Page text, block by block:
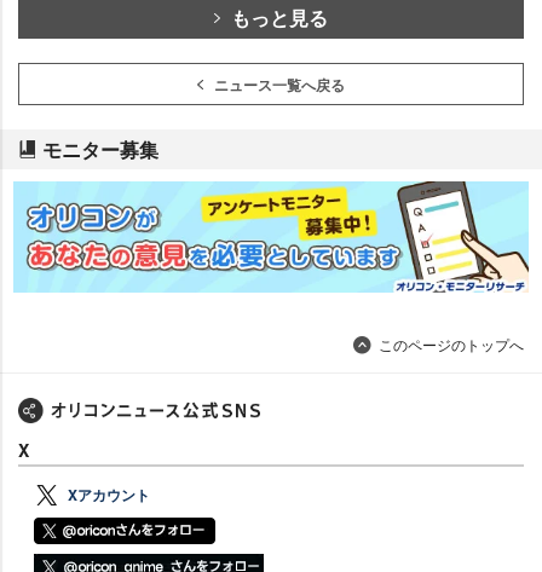
もっと見る
ニュース一覧へ戻る
モニター募集
このページのトップへ
X
Xアカウント